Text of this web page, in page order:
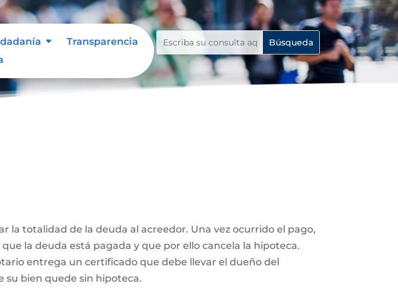
Transparencia
la totalidad de la deuda al acreedor. Una vez ocurrido el pago,
la deuda está pagada y que por ello cancela la hipoteca.
entrega un certificado que debe llevar el dueño del
su bien quede sin hipoteca.